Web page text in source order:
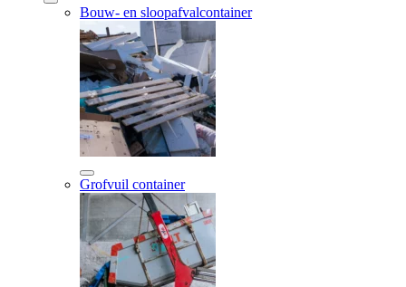
Bouw- en sloopafvalcontainer
Grofvuil container